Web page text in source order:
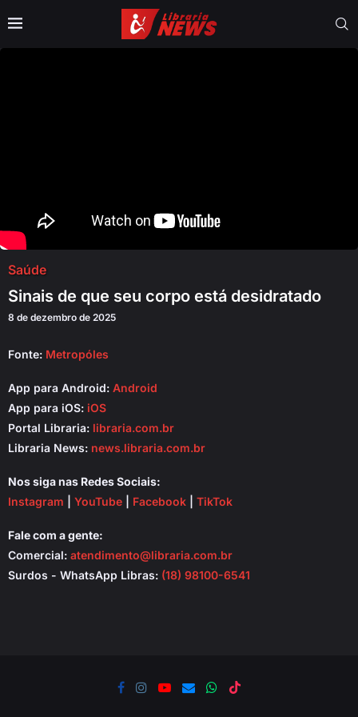
Saúde
Sinais de que seu corpo está desidratado
8 de dezembro de 2025
Fonte: Metropóles
App para Android: Android
App para iOS: iOS
Portal Libraria: libraria.com.br
Libraria News: news.libraria.com.br
Nos siga nas Redes Sociais:
Instagram
YouTube Facebook TikTok
Fale com a gente:
Comercial: atendimento@libraria.com.br
Surdos - WhatsApp Libras: (18) 98100-6541